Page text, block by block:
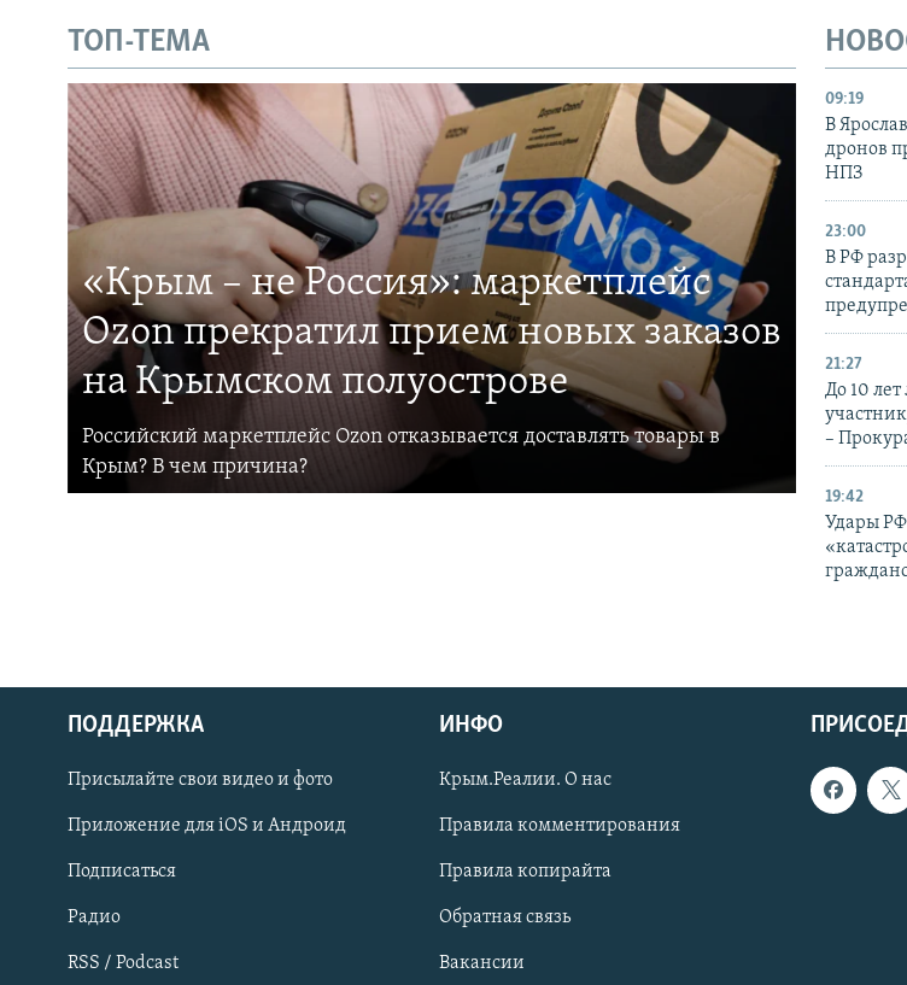
Українською
Qırımtatar
ПРИСОЕДИНЯЙТЕСЬ!
ТОП-ТЕМА
«Крым – не Россия»: маркетплейс
Ozon прекратил прием новых заказов
на Крымском полуострове
Российский маркетплейс Ozon отказывается доставлять товары в
Крым? В чем причина?
09:19
В
дронов
НПЗ
23:00
В РФ
21:27
До 10
–
19:42
Удары
ПОДДЕРЖКА
Присылайте свои видео и фото
Приложение для iOS и Андроид
Подписаться
Радио
RSS / Podcast
ИНФО
Крым.Реалии. О нас
Правила комментирования
Правила копирайта
Обратная связь
Вакансии